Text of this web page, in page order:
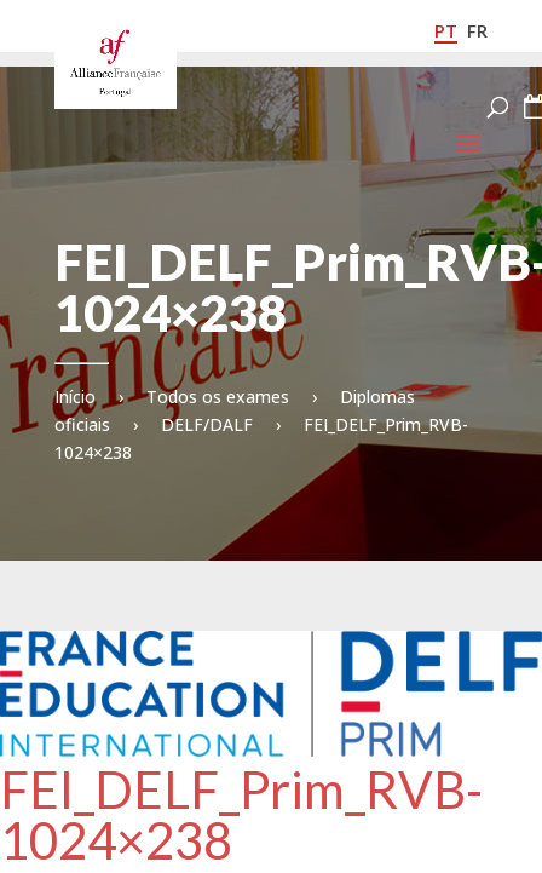
PT FR
1024×238
Início › Todos os exames ›
Diplomas
oficiais
› DELF/DALF ›
FEI_DELF_Prim_RVB-
1024×238
FEI_DELF_Prim_RVB-
1024×238